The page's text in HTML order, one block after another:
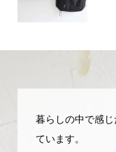
暮らしの中で感
ています。